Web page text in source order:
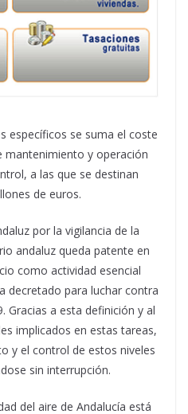
específicos se suma el coste
mantenimiento y operación
a las que se destinan
de euros.
por la vigilancia de la
andaluz queda patente en
como actividad esencial
decretado para luchar contra
Gracias a esta definición y al
implicados en estas tareas,
y el control de estos niveles
sin interrupción.
del aire de Andalucía está